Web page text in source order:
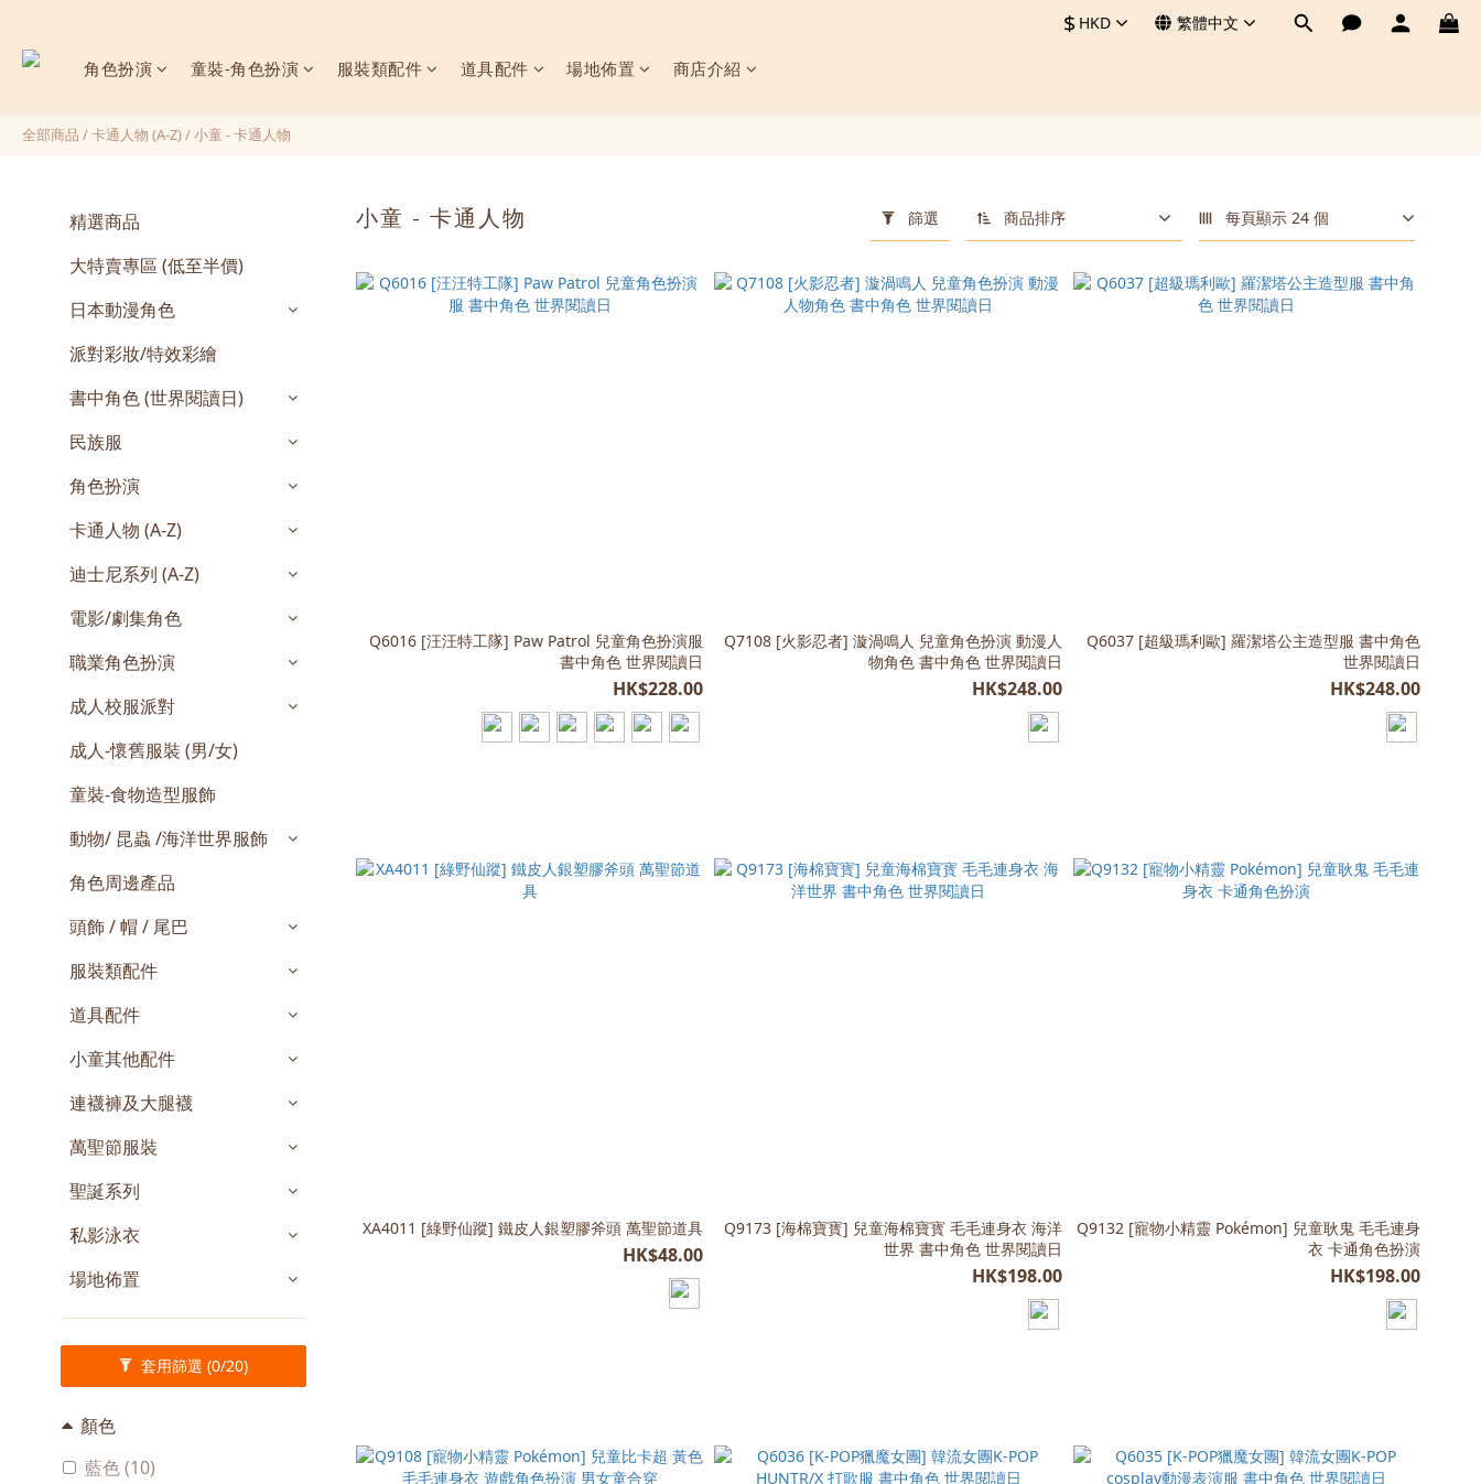
$ HKD 繁體中文
角色扮演 童裝-角色扮演 服裝類配件 道具配件 場地佈置 商店介紹
全部商品 /卡通人物 (A-Z)/小童 - 卡通人物
精選商品
大特賣專區 (低至半價)
日本動漫角色
派對彩妝/特效彩繪
書中角色 (世界閱讀日)
民族服
角色扮演
卡通人物 (A-Z)
迪士尼系列 (A-Z)
電影/劇集角色
職業角色扮演
成人校服派對
成人-懷舊服裝 (男/女)
童裝-食物造型服飾
動物/ 昆蟲 /海洋世界服飾
角色周邊產品
頭飾 / 帽 / 尾巴
服裝類配件
道具配件
小童其他配件
連襪褲及大腿襪
萬聖節服裝
聖誕系列
私影泳衣
場地佈置
套用篩選 (0/20)
顏色
藍色 (10)
小童 - 卡通人物 篩選 商品排序 每頁顯示 24 個
Q6016 [汪汪特工隊] Paw Patrol 兒童角色扮演服
書中角色 世界閱讀日
HK$228.00
Q7108 [火影忍者] 漩渦鳴人 兒童角色扮演 動漫人
物角色 書中角色 世界閱讀日
HK$248.00
Q6037 [超級瑪利歐] 羅潔塔公主造型服 書中角色
世界閱讀日
HK$248.00
XA4011 [綠野仙蹤] 鐵皮人銀塑膠斧頭 萬聖節道具
HK$48.00
Q9173 [海棉寶寳] 兒童海棉寶寳 毛毛連身衣 海洋
世界 書中角色 世界閱讀日
HK$198.00
Q9132 [寵物小精靈 Pokémon] 兒童耿鬼 毛毛連身
衣 卡通角色扮演
HK$198.00